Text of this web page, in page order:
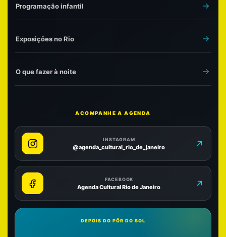
Programação infantil
Exposições no Rio
O que fazer à noite
ACOMPANHE A AGENDA
INSTAGRAM
@agenda_cultural_rio_de_janeiro
FACEBOOK
Agenda Cultural Rio de Janeiro
DEPOIS DO PÔR DO SOL